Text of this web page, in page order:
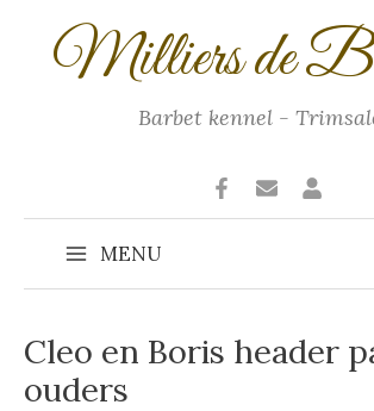
Milliers de
Barbet kennel -
Main
Menu
MENU
Cleo en Boris header
ouders